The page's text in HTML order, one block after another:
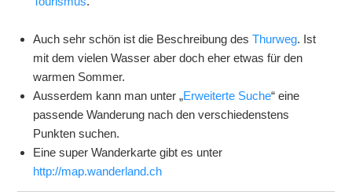
Auch sehr schön ist die Beschreibung desThurweg. Ist
mit dem vielen Wasser aber doch eher etwas für den
warmen Sommer.
Ausserdem kann man unter „Erweiterte Suche“ eine
passende Wanderung nach den verschiedenstens
Punkten suchen.
Eine super Wanderkarte gibt es unter
http://map.wanderland.ch